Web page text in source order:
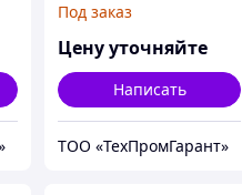
Под заказ
Цену уточняйте
Написать
ТОО «ТехПромГарант»